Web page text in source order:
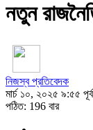
নতুন
নিজস্ব প্রতিবেদক
মার্চ ১০, ২০২৫ ৯:৫৫
পঠিত: 196 বার